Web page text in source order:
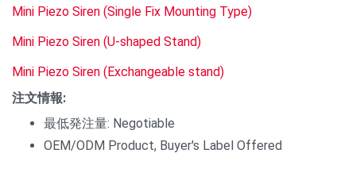
Mini Piezo Siren (Single Fix Mounting Type)
Mini Piezo Siren (U-shaped Stand)
Mini Piezo Siren (Exchangeable stand)
注文情報:
最低発注量: Negotiable
OEM/ODM Product, Buyer's Label Offered